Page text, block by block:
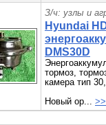
З/ч: узлы и
Hyundai
DMS30D
тормоз,
камера тип
Новый ор...